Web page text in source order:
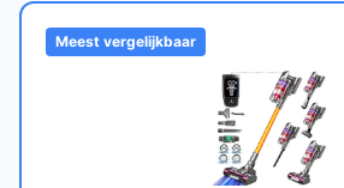
van gebruik, maar met de juiste zorg en
Meest vergelijkbaar